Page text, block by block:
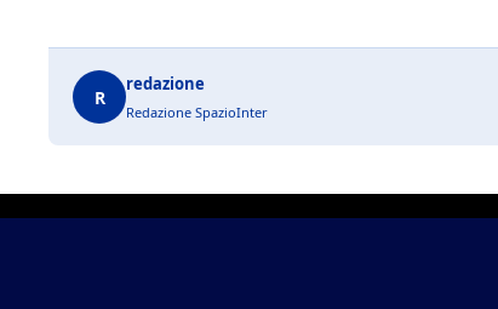
R
redazione
Redazione SpazioInter